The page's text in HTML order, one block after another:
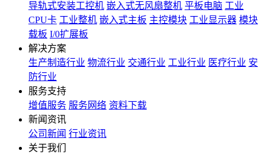
导轨式安装工控机 嵌入式无风扇整机 平板电脑 工业
CPU卡 工业整机 嵌入式主板 主控模块 工业显示器 模块
载板 I/0扩展板
解决方案
生产制造行业 物流行业 交通行业 工业行业 医疗行业 安
防行业
服务支持
增值服务 服务网络 资料下载
新闻资讯
公司新闻 行业资讯
关于我们